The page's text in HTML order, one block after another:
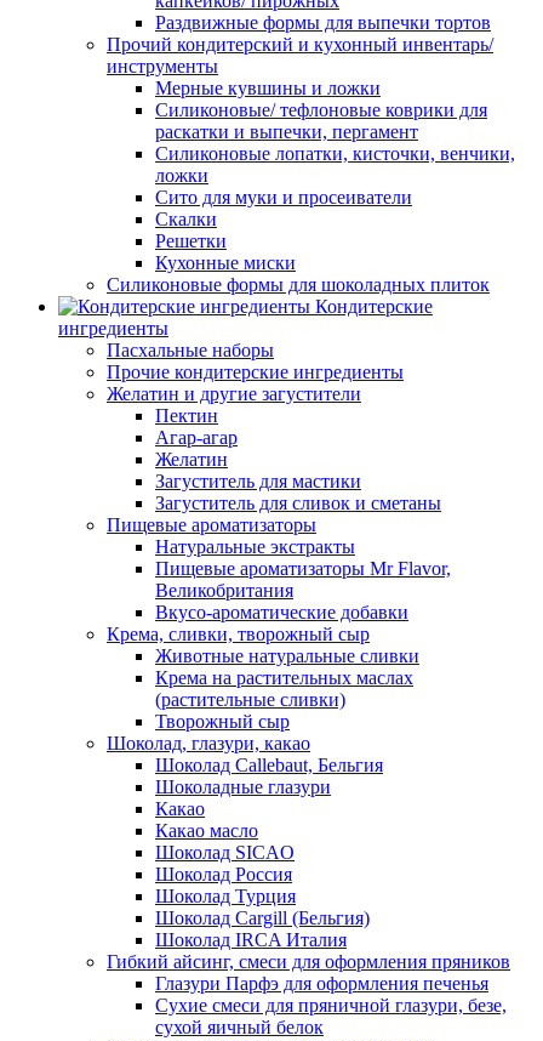
Раздвижные формы для выпечки тортов
Прочий кондитерский и кухонный инвентарь/
инструменты
Мерные кувшины и ложки
Силиконовые/ тефлоновые коврики для
раскатки и выпечки, пергамент
Силиконовые лопатки, кисточки, венчики,
ложки
Сито для муки и просеиватели
Скалки
Решетки
Кухонные миски
Силиконовые формы для шоколадных плиток
Кондитерские
ингредиенты
Пасхальные наборы
Прочие кондитерские ингредиенты
Желатин и другие загустители
Пектин
Агар-агар
Желатин
Загуститель для мастики
Загуститель для сливок и сметаны
Пищевые ароматизаторы
Натуральные экстракты
Пищевые ароматизаторы Mr Flavor,
Великобритания
Вкусо-ароматические добавки
Крема, сливки, творожный сыр
Животные натуральные сливки
Крема на растительных маслах
(растительные сливки)
Творожный сыр
Шоколад, глазури, какао
Шоколад Callebaut, Бельгия
Шоколадные глазури
Какао
Какао масло
Шоколад SICAO
Шоколад Россия
Шоколад Турция
Шоколад Cargill (Бельгия)
Шоколад IRCA Италия
Гибкий айсинг, смеси для оформления пряников
Глазури Парфэ для оформления печенья
Сухие смеси для пряничной глазури, безе,
сухой яичный белок